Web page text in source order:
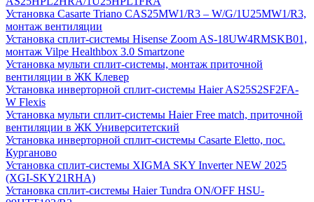
Установка Casarte Triano CAS25MW1/R3 – W/G/1U25MW1/R3,
монтаж вентиляции
Установка сплит-системы Hisense Zoom AS-18UW4RMSKB01,
монтаж Vilpe Healthbox 3.0 Smartzone
Установка мульти сплит-системы, монтаж приточной
вентиляции в ЖК Клевер
Установка инверторной сплит-системы Haier AS25S2SF2FA-
W Flexis
Установка мульти сплит-системы Haier Free match, приточной
вентиляции в ЖК Университетский
Установка инверторной сплит-системы Casarte Eletto, пос.
Курганово
Установка сплит-системы XIGMA SKY Inverter NEW 2025
(XGI-SKY21RHA)
Установка сплит-системы Haier Tundra ON/OFF HSU-